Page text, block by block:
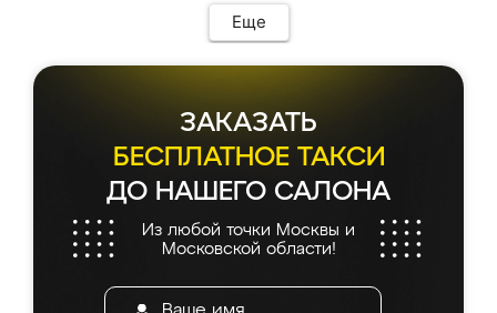
Еще
ЗАКАЗАТЬ
БЕСПЛАТНОЕ ТАКСИ
ДО НАШЕГО САЛОНА
Из любой точки Москвы и
Московской области!